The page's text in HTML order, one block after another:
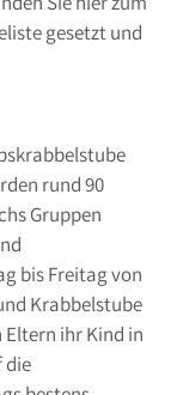
gesetzt und
rund 90
Gruppen
bis Freitag von
Krabbelstube
ihr Kind in
die